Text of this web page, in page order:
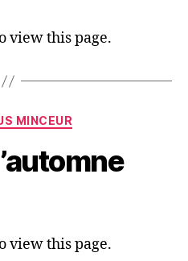
view this page.
MINCEUR
view this page.